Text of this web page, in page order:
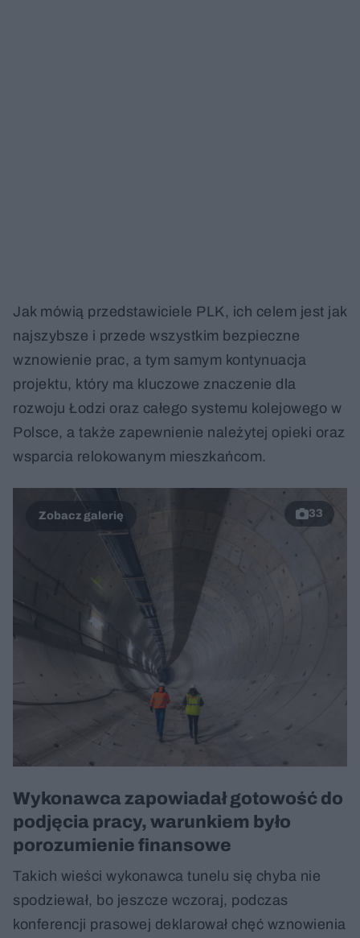
Jak mówią przedstawiciele PLK, ich celem jest jak
najszybsze i przede wszystkim bezpieczne
wznowienie prac, a tym samym kontynuacja
projektu, który ma kluczowe znaczenie dla
rozwoju Łodzi oraz całego systemu kolejowego w
Polsce, a także zapewnienie należytej opieki oraz
wsparcia relokowanym mieszkańcom.
33
Wykonawca zapowiadał gotowość do
podjęcia pracy, warunkiem było
porozumienie finansowe
Takich wieści wykonawca tunelu się chyba nie
spodziewał, bo jeszcze wczoraj, podczas
konferencji prasowej deklarował chęć wznowienia